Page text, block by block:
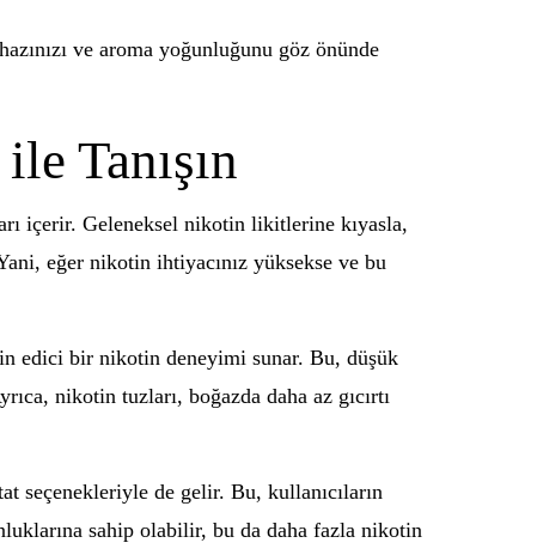
ve aroma yoğunluğunu göz önünde
Tanışın
içerir. Geleneksel nikotin likitlerine kıyasla,
eğer nikotin ihtiyacınız yüksekse ve bu
edici bir nikotin deneyimi sunar. Bu, düşük
nikotin tuzları, boğazda daha az gıcırtı
seçenekleriyle de gelir. Bu, kullanıcıların
sahip olabilir, bu da daha fazla nikotin